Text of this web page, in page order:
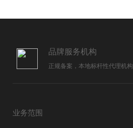
品牌服务机构
正规备案，本地标杆性代理机构
业务范围